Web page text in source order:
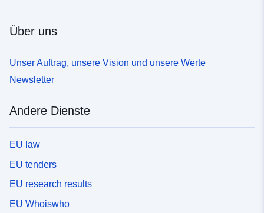
Über uns
Unser Auftrag, unsere Vision und unsere Werte
Newsletter
Andere Dienste
EU law
EU tenders
EU research results
EU Whoiswho